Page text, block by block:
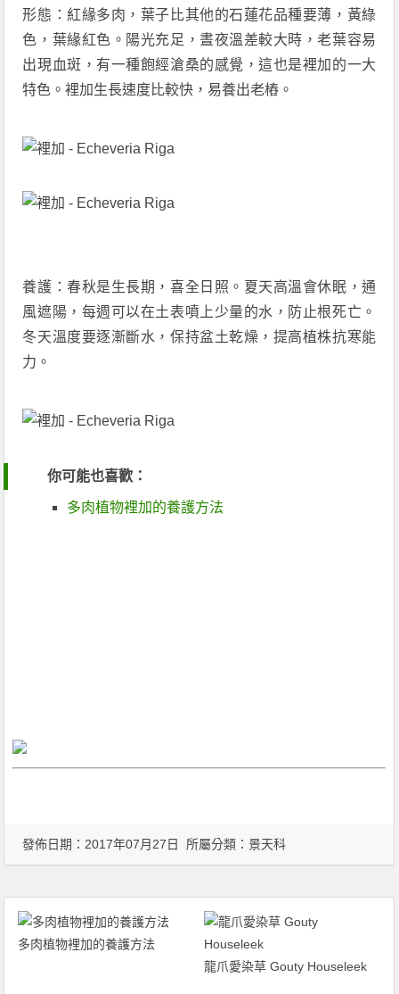
形態：紅緣多肉，葉子比其他的石蓮花品種要薄，黃綠
色，葉緣紅色。陽光充足，晝夜溫差較大時，老葉容易
出現血斑，有一種飽經滄桑的感覺，這也是裡加的一大
特色。裡加生長速度比較快，易養出老樁。
養護：春秋是生長期，喜全日照。夏天高溫會休眠，通
風遮陽，每週可以在土表噴上少量的水，防止根死亡。
冬天溫度要逐漸斷水，保持盆土乾燥，提高植株抗寒能
力。
你可能也喜歡：
多肉植物裡加的養護方法
發佈日期：2017年07月27日 所屬分類：景天科
多肉植物裡加的養護方法
龍爪愛染草 Gouty Houseleek